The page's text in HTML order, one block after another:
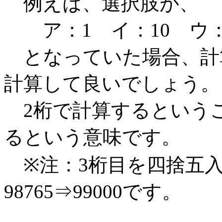
ア：1 イ：10 ウ：
となっていた場合、
計算して良いでしょう。
2桁で計算するという
るという意味です。
※注：3桁目を四捨五
98765⇒99000です。